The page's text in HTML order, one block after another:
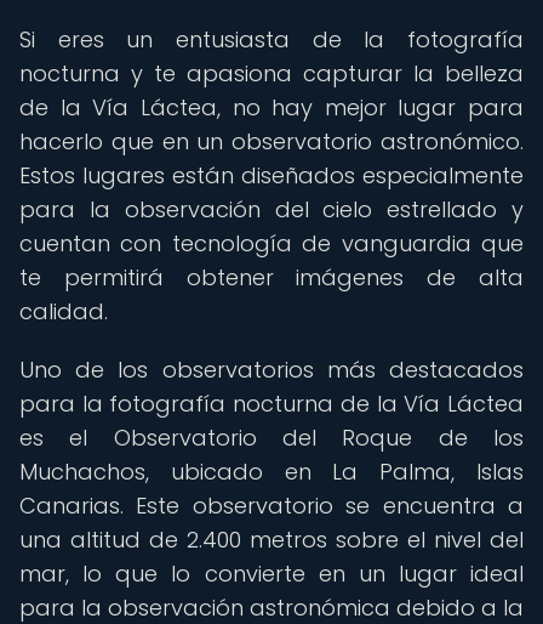
Si eres un entusiasta de la fotografía
nocturna y te apasiona capturar la belleza
de la Vía Láctea, no hay mejor lugar para
hacerlo que en un observatorio astronómico.
Estos lugares están diseñados especialmente
para la observación del cielo estrellado y
cuentan con tecnología de vanguardia que
te permitirá obtener imágenes de alta
calidad.
Uno de los observatorios más destacados
para la fotografía nocturna de la Vía Láctea
es el Observatorio del Roque de los
Muchachos, ubicado en La Palma, Islas
Canarias. Este observatorio se encuentra a
una altitud de 2.400 metros sobre el nivel del
mar, lo que lo convierte en un lugar ideal
para la observación astronómica debido a la